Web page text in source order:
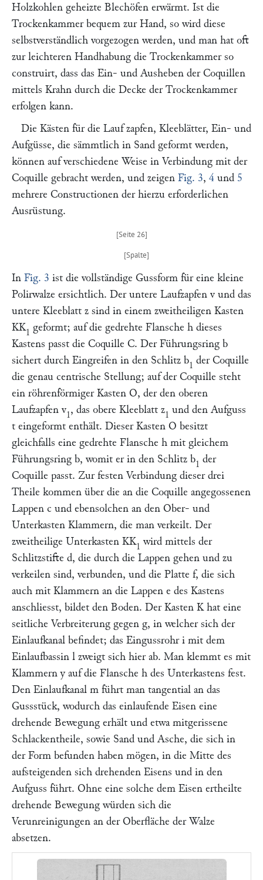
Holzkohlen geheizte Blechöfen erwärmt. Ist die
Trockenkammer bequem zur Hand, so wird diese
selbstverständlich vorgezogen werden, und man hat oft
zur leichteren Handhabung die Trockenkammer so
construirt, dass das Ein- und Ausheben der Coquillen
mittels Krahn durch die Decke der Trockenkammer
erfolgen kann.
Die Kästen für die Lauf zapfen, Kleeblätter, Ein- und
Aufgüsse, die sämmtlich in Sand geformt werden,
können auf verschiedene Weise in Verbindung mit der
Coquille gebracht werden, und zeigen Fig. 3, 4 und 5
mehrere Constructionen der hierzu erforderlichen
Ausrüstung.
In Fig. 3 ist die vollständige Gussform für eine kleine
Polirwalze ersichtlich. Der untere Laufzapfen v und das
untere Kleeblatt z sind in einem zweitheiligen Kasten
KK1 geformt; auf die gedrehte Flansche h dieses
Kastens passt die Coquille C. Der Führungsring b
sichert durch Eingreifen in den Schlitz b1 der Coquille
die genau centrische Stellung; auf der Coquille steht
ein röhrenförmiger Kasten O, der den oberen
Laufzapfen v1 , das obere Kleeblatt z1 und den Aufguss
t eingeformt enthält. Dieser Kasten O besitzt
gleichfalls eine gedrehte Flansche h mit gleichem
Führungsring b, womit er in den Schlitz b1 der
Coquille passt. Zur festen Verbindung dieser drei
Theile kommen über die an die Coquille angegossenen
Lappen c und ebensolchen an den Ober- und
Unterkasten Klammern, die man verkeilt. Der
zweitheilige Unterkasten KK1 wird mittels der
Schlitzstifte d, die durch die Lappen gehen und zu
verkeilen sind, verbunden, und die Platte f, die sich
auch mit Klammern an die Lappen e des Kastens
anschliesst, bildet den Boden. Der Kasten Khat eine
seitliche Verbreiterung gegen g, in welcher sich der
Einlaufkanal befindet; das Eingussrohr i mit dem
Einlaufbassin l zweigt sich hier ab. Man klemmt es mit
Klammernyauf die Flansche h des Unterkastens fest.
Den Einlaufkanal m führt man tangential an das
Gussstück, wodurch das einlaufende Eisen eine
drehende Bewegung erhält und etwa mitgerissene
Schlackentheile, sowie Sand und Asche, die sich in
der Form befunden haben mögen, in die Mitte des
aufsteigenden sich drehenden Eisens und in den
Aufguss führt. Ohne eine solche dem Eisen ertheilte
drehende Bewegung würden sich die
Verunreinigungen an der Oberfläche der Walze
absetzen.